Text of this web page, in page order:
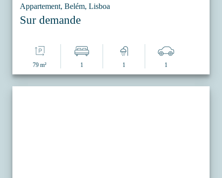
Appartement, Belém, Lisboa
Sur demande
79 m² 1 1 1